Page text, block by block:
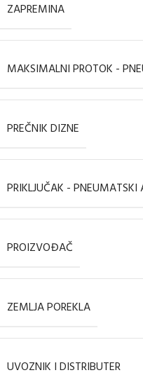
ZAPREMINA
MAKSIMALNI PROTOK -
PREČNIK DIZNE
PRIKLJUČAK - PNEUMATSKI
PROIZVOĐAČ
ZEMLJA POREKLA
UVOZNIK I DISTRIBUTER